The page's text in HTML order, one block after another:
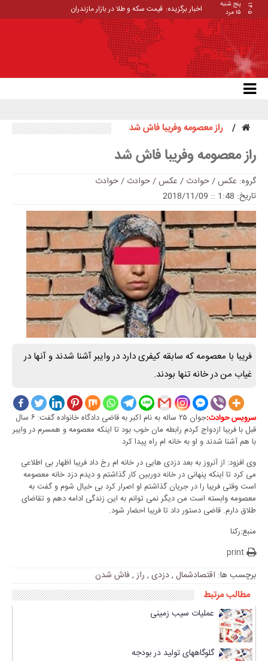
۱۴۰۵
پنج شنبه
۱۵ مرد
اخبار برگزیده: قیمت سکه و طلا در بازار مازندران
راز معصومه وفریبا فاش شد
راز معصومه وفریبا فاش شد
گروه: عکس / حوادث / عکس / حوادث / حوادث
تاریخ: 1:48 :: 2018/11/09
فریبا با معصومه که سابقه کیفری دارد در وایبر آشنا شدند و آنها در
غیاب من در خانه تنها بودند.
سرویس حوادث:
جوان ۲۵ ساله به نام اکبر به قاضی دادگاه خانواده گفت: ۶ سال
قبل با فریبا ازدواج کردم رابطه مان خوب بود تا اینکه معصومه و همسرم در وایبر
با هم آشنا شدند و او به خانه ام راه پیدا کرد
وی افزود: از آنروز به بعد دزدی هایی در خانه ام رخ داد فریبا اظهار بی اطلاعی
می کرد تا اینکه پنهانی در خانه دوربین کار گذاشتم و دیدم دزد خانه معصومه
است وقتی فریبا را در جریان گذاشتم او اصرار کرد بی خیال شوم و گفت به
معصومه وابسته است من دیگر نمی توانم به این زندگی ادامه دهم و تقاضای
طلاق دارم. قاضی دستور داد تا فریبا احضار شود.
منبع:رکنا
print
برچسب ها: اقتصادشمال ,دزدی , راز, فاش شدن
مطالب مرتبط
عملیات سیب زمینی
گلوگاههای تولید در بودجه